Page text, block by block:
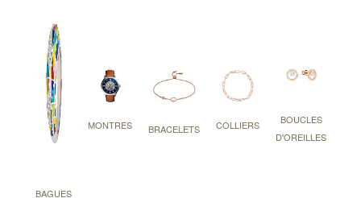
BAGUES
MONTRES BRACELETS COLLIERS
BOUCLES
D'OREILLES